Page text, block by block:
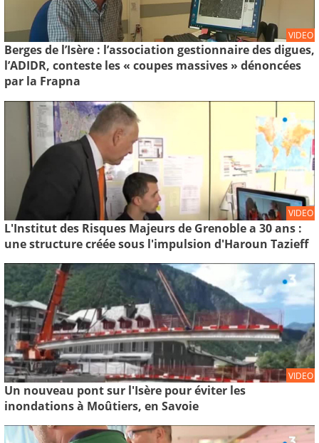
VIDEO
Berges de l’Isère : l’association gestionnaire des digues,
l’ADIDR, conteste les « coupes massives » dénoncées
par la Frapna
VIDEO
L'Institut des Risques Majeurs de Grenoble a 30 ans :
une structure créée sous l'impulsion d'Haroun Tazieff
VIDEO
Un nouveau pont sur l'Isère pour éviter les
inondations à Moûtiers, en Savoie